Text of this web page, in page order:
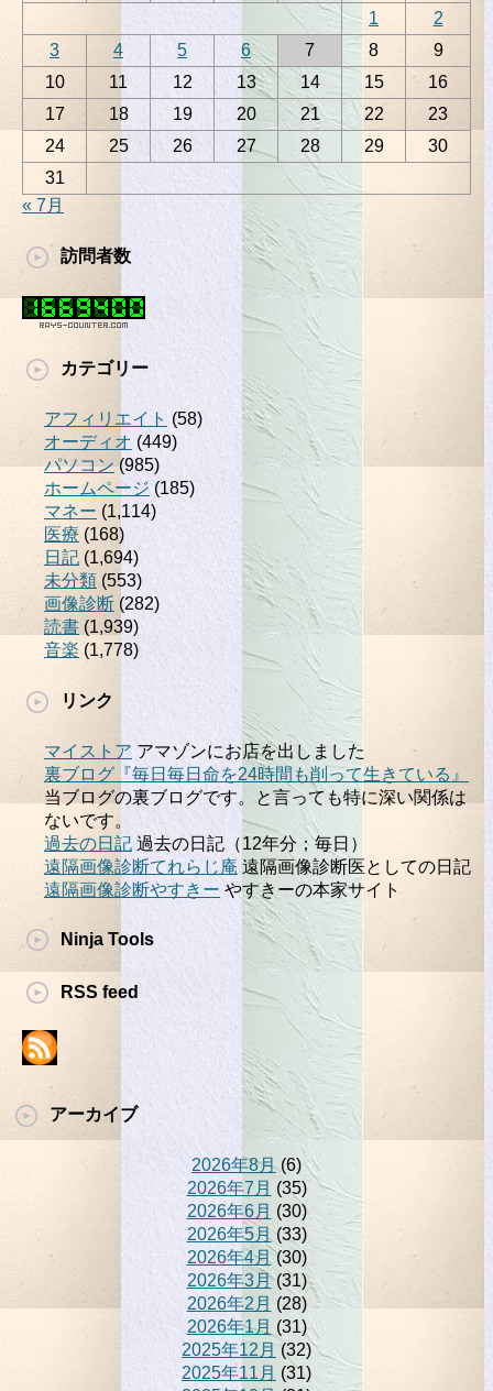
1
2
3
4 5 6 7 8
9
10
11 12 13 14 15
16
17
18 19 20 21 22
23
24
25 26 27 28 29
30
31
« 7月
訪問者数
カテゴリー
アフィリエイト (58)
オーディオ (449)
パソコン(985)
ホームページ (185)
マネー (1,114)
医療 (168)
日記 (1,694)
未分類 (553)
画像診断 (282)
読書 (1,939)
音楽 (1,778)
リンク
マイストア アマゾンにお店を出しました
裏ブログ『毎日毎日命を24時間も削って生きている』
当ブログの裏ブログです。と言っても特に深い関係は
ないです。
過去の日記 過去の日記（12年分；毎日）
遠隔画像診断てれらじ庵 遠隔画像診断医としての日記
遠隔画像診断やすきー やすきーの本家サイト
Ninja Tools
RSS feed
アーカイブ
2026年8月 (6)
2026年7月 (35)
2026年6月 (30)
2026年5月(33)
2026年4月(30)
2026年3月(31)
2026年2月(28)
2026年1月 (31)
2025年12月 (32)
2025年11月 (31)